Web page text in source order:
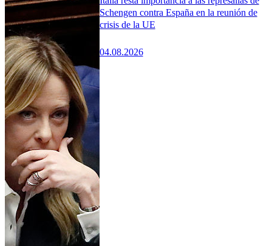
Schengen contra España en la reunión de
crisis de la UE
04.08.2026